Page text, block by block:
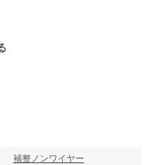
補整ノンワイヤー